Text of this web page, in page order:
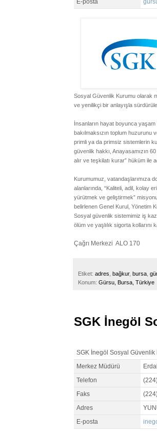
E-posta
Sosyal Güvenlik Kurumu olarak
ve yenilikçi bir anlayışla
İnsanların hayat boyunca
bakılmaksızın toplum huzurunu
primli ya da primsiz sistemlerin
güvenlik hakkı, Anayasamızın
alır ve teşkilatı kurar” hüküm ile
Kurumumuz, vatandaşlarımıza
alanlarında, “Kaliteli, adil, kolay
yürütmek ve geliştirmek”
belirlenen Genel Kurul, Yönetim
Sosyal güvenlik sistemimiz iş
ölüm ve yaşlılık sigorta kollarını
Çağrı Merkezi ALO 170
Etiket: adres bağkur, bursa
Konum: Gürsu, Bursa, Türkiye
SGK İnegöl
SGK İnegöl Sosyal Güvenlik
Merkez Müdürü
Telefon
Faks
Adres
E-posta